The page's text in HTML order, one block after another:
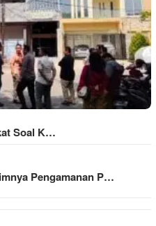
Soal K…
Pengamanan P…